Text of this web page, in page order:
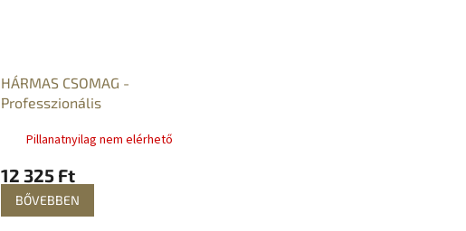
HÁRMAS CSOMAG -
Professzionális
– 30 db
Pillanatnyilag nem elérhető
12 325 Ft
BŐVEBBEN